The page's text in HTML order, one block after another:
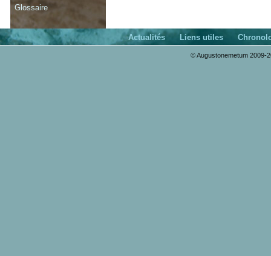
Glossaire
Actualités Liens utiles
© Augustonemetum 2009-